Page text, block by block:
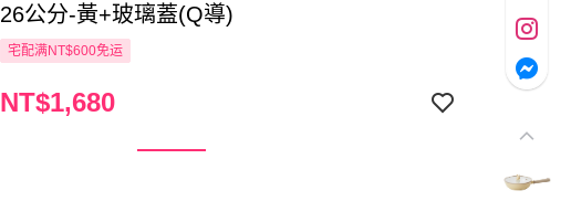
26公分-黃+玻璃蓋(Q導)
宅配满NT$600免运
NT$1,680